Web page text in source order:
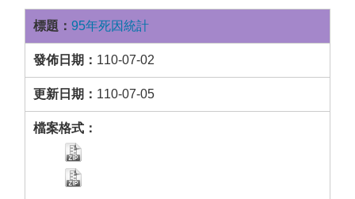
95年死因統計
110-07-02
110-07-05